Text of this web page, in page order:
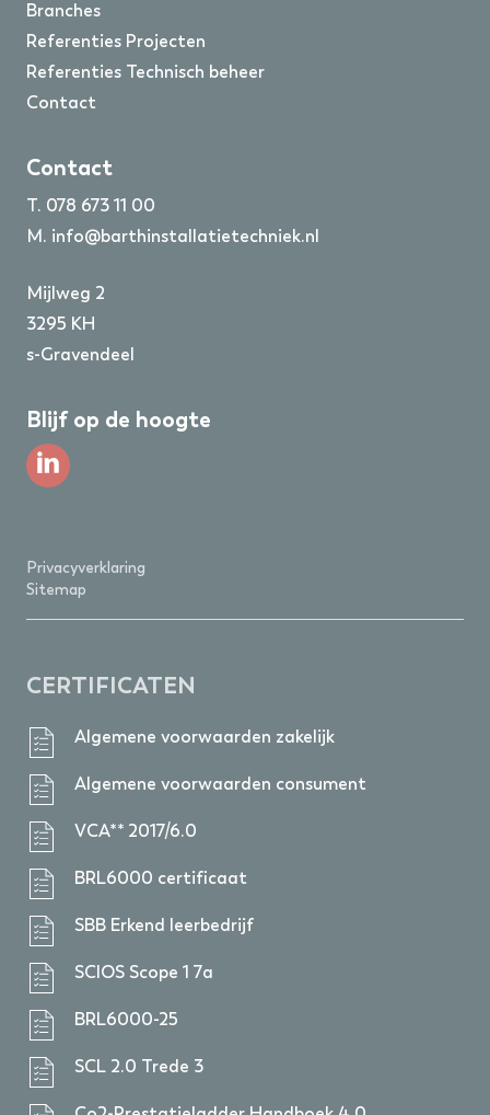
Branches
Referenties Projecten
Referenties Technisch beheer
Contact
Contact
T. 078 673 11 00
M. info@barthinstallatietechniek.nl
Mijlweg 2
3295 KH
s-Gravendeel
Blijf op de hoogte
Privacyverklaring
Sitemap
CERTIFICATEN
Algemene voorwaarden zakelijk
Algemene voorwaarden consument
VCA** 2017/6.0
BRL6000 certificaat
SBB Erkend leerbedrijf
SCIOS Scope 1 7a
BRL6000-25
SCL 2.0 Trede 3